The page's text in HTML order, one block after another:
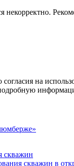
некорректно.
на
скважин
скважин в